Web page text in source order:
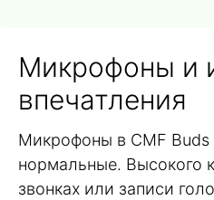
Микрофоны и
впечатления
Микрофоны в CMF Buds
нормальные. Высокого
звонках или записи